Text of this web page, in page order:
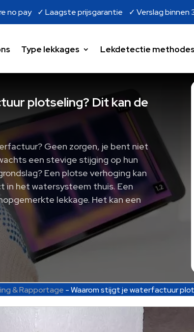
no pay ✓ Laagste prijsgarantie ✓ Verslag binnen
Type lekkages Lekdetectie methodes
plotseling? Dit kan de
Geen zorgen, je bent niet
een stevige stijging op hun
Een plotse verhoging kan
in het watersysteem thuis. Een
lekkage. Het kan een
& Rapportage -Waarom stijgt je waterfactuur